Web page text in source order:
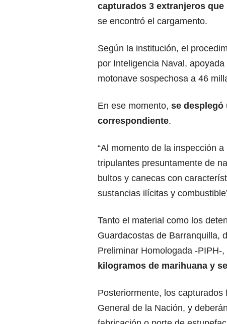
capturados 3 extranjeros
se encontró el cargamento.
Según la institución, el
por Inteligencia Naval,
motonave sospechosa a 46
En ese momento, se desplegó
correspondiente.
“Al momento de la inspección
tripulantes presuntamente de
bultos y canecas con
sustancias ilícitas y
Tanto el material como los
Guardacostas de Barranquilla,
Preliminar Homologada -PIPH-,
kilogramos de marihuana y
Posteriormente, los
General de la Nación, y